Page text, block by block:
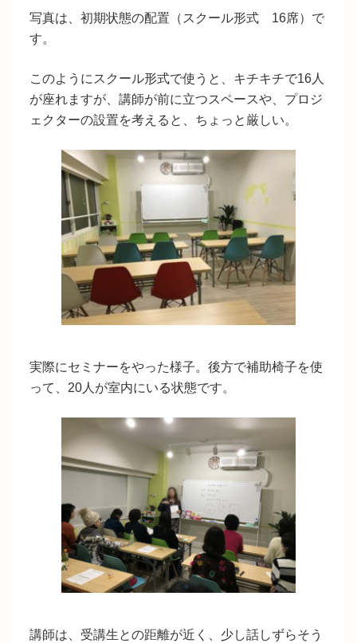
写真は、初期状態の配置（スクール形式 16席）で
す。
このようにスクール形式で使うと、キチキチで16人
が座れますが、講師が前に立つスペースや、プロジ
ェクターの設置を考えると、ちょっと厳しい。
実際にセミナーをやった様子。後方で補助椅子を使
って、20人が室内にいる状態です。
講師は、受講生との距離が近く、少し話しずらそう